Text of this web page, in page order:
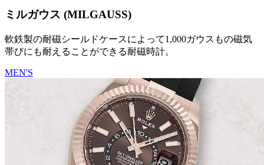
ミルガウス (MILGAUSS)
軟鉄製の耐磁シールドケースによって1,000ガウスもの磁気
帯びにも耐えることができる耐磁時計。
MEN'S